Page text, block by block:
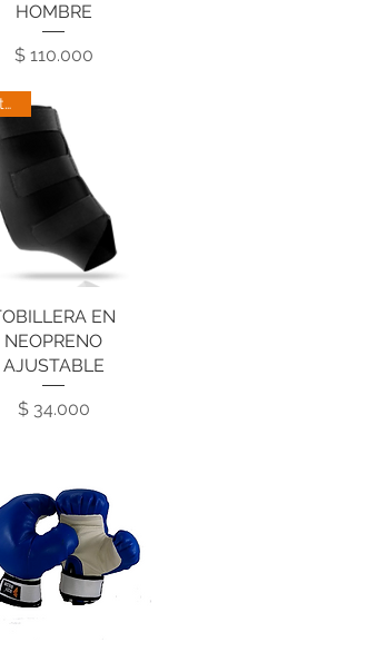
HOMBRE
Precio
$ 110.000
Vista rápida
Ajustable
EN
NEOPRENO
AJUSTABLE
Precio
$ 34.000